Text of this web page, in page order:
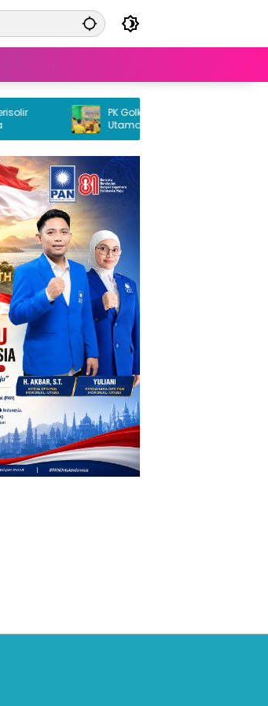
PK Golkar Petasia Timur Jadi Kekuatan
Utama Partai Golkar di Morowali Utara